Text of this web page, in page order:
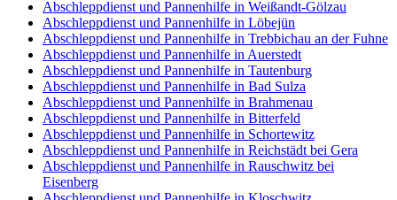
Abschleppdienst und Pannenhilfe in Weißandt-Gölzau
Abschleppdienst und Pannenhilfe in Löbejün
Abschleppdienst und Pannenhilfe in Trebbichau an der Fuhne
Abschleppdienst und Pannenhilfe in Auerstedt
Abschleppdienst und Pannenhilfe in Tautenburg
Abschleppdienst und Pannenhilfe in Bad Sulza
Abschleppdienst und Pannenhilfe in Brahmenau
Abschleppdienst und Pannenhilfe in Bitterfeld
Abschleppdienst und Pannenhilfe in Schortewitz
Abschleppdienst und Pannenhilfe in Reichstädt bei Gera
Abschleppdienst und Pannenhilfe in Rauschwitz bei
Eisenberg